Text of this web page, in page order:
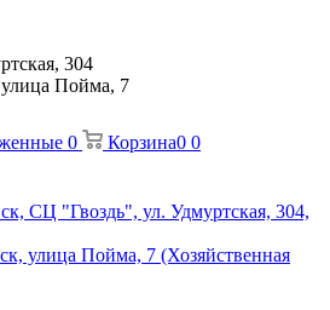
304
улица Пойма, 7
0 Корзина0 0
СЦ "Гвоздь", ул. Удмуртская, 304,
улица Пойма, 7 (Хозяйственная